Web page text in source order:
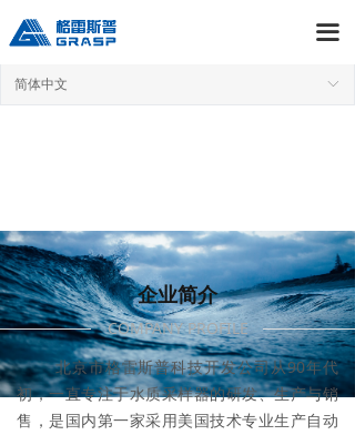
끀
首页
关于我们
招聘
联系我们
格雷斯普商城
ꀅ
简体中文
北京市格雷斯普科技开发公司从90年代
初，一直专注于水质采样器的研发、生产与销
售，是国内第一家采用美国技术专业生产自动
COMPANY PROFILE
企业简介